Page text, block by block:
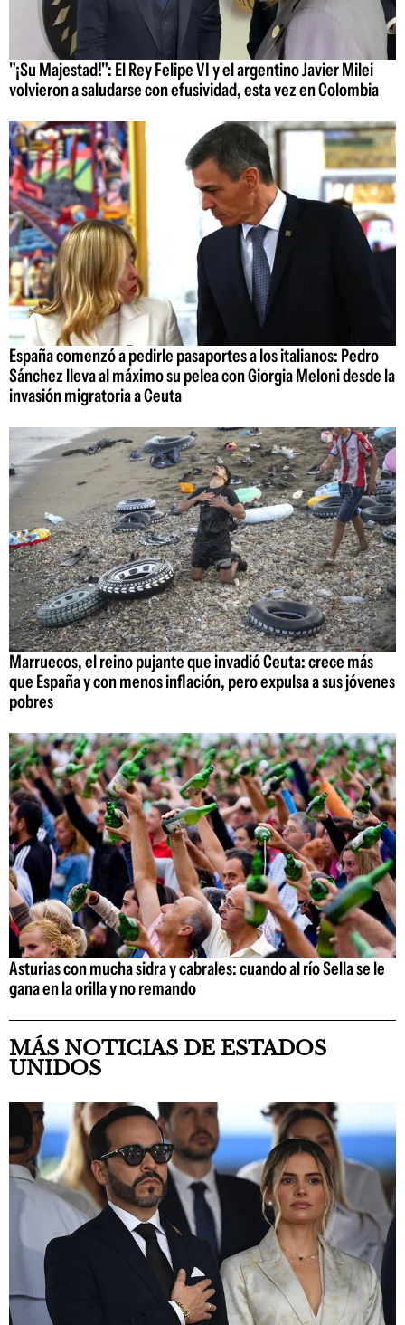
"¡Su Majestad!": El Rey Felipe VI y el argentino Javier Milei
volvieron a saludarse con efusividad, esta vez en Colombia
España comenzó a pedirle pasaportes a los italianos: Pedro
Sánchez lleva al máximo su pelea con Giorgia Meloni desde la
invasión migratoria a Ceuta
Marruecos, el reino pujante que invadió Ceuta: crece más
que España y con menos inflación, pero expulsa a sus jóvenes
pobres
Asturias con mucha sidra y cabrales: cuando al río Sella se le
gana en la orilla y no remando
MÁS NOTICIAS DE ESTADOS
UNIDOS